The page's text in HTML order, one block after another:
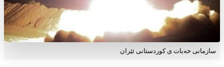
سازمانی خەبات ی کوردستانی ئێران